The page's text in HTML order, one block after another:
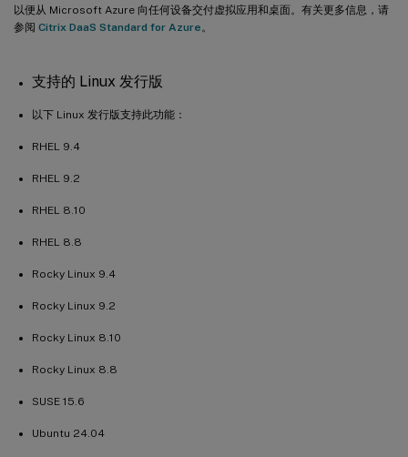
以便从 Microsoft Azure 向任何设备交付虚拟应用和桌面。有关更多信息，请
参阅 Citrix DaaS Standard for Azure 。
支持的 Linux 发行版
以下 Linux 发行版支持此功能：
RHEL 9.4
RHEL 9.2
RHEL 8.10
RHEL 8.8
Rocky Linux 9.4
Rocky Linux 9.2
Rocky Linux 8.10
Rocky Linux 8.8
SUSE 15.6
Ubuntu 24.04